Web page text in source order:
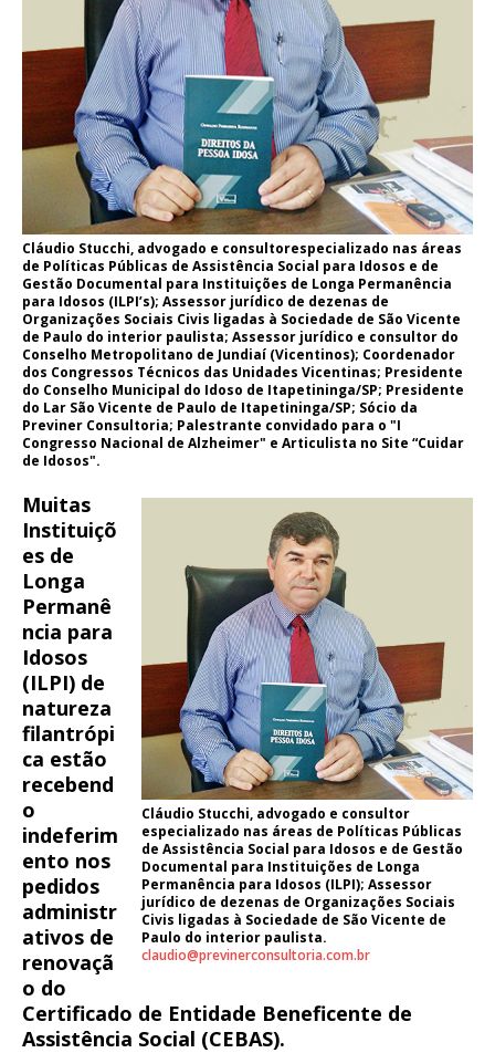
Cláudio Stucchi, advogado e consultorespecializado nas áreas
de Políticas Públicas de Assistência Social para Idosos e de
Gestão Documental para Instituições de Longa Permanência
para Idosos (ILPI’s); Assessor jurídico de dezenas de
Organizações Sociais Civis ligadas à Sociedade de São Vicente
de Paulo do interior paulista; Assessor jurídico e consultor do
Conselho Metropolitano de Jundiaí (Vicentinos); Coordenador
dos Congressos Técnicos das Unidades Vicentinas; Presidente
do Conselho Municipal do Idoso de Itapetininga/SP; Presidente
do Lar São Vicente de Paulo de Itapetininga/SP; Sócio da
Previner Consultoria; Palestrante convidado para o "I
Congresso Nacional de Alzheimer" e Articulista no Site “Cuidar
de Idosos".
Cláudio Stucchi, advogado e consultor
especializado nas áreas de Políticas Públicas
de Assistência Social para Idosos e de Gestão
Documental para Instituições de Longa
Permanência para Idosos (ILPI); Assessor
jurídico de dezenas de Organizações Sociais
Civis ligadas à Sociedade de São Vicente de
Paulo do interior paulista.
claudio@previnerconsultoria.com.br
Muitas
Instituiçõ
es de
Longa
Permanê
ncia para
Idosos
(ILPI) de
natureza
filantrópi
ca estão
recebend
o
indeferim
ento nos
pedidos
administr
ativos de
renovaçã
o do
Certificado de Entidade Beneficente de
Assistência Social (CEBAS).